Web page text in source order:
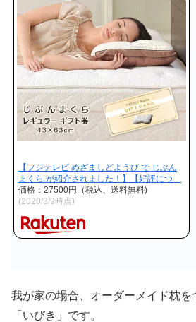
【フジテレビ めざましどようび で じぶん
まくら が紹介されました！】【好評につ…
価格：27500円（税込、送料無料)
(2020/3/9時点)
我が家の場合、オーダーメイド枕を
「いびき」です。